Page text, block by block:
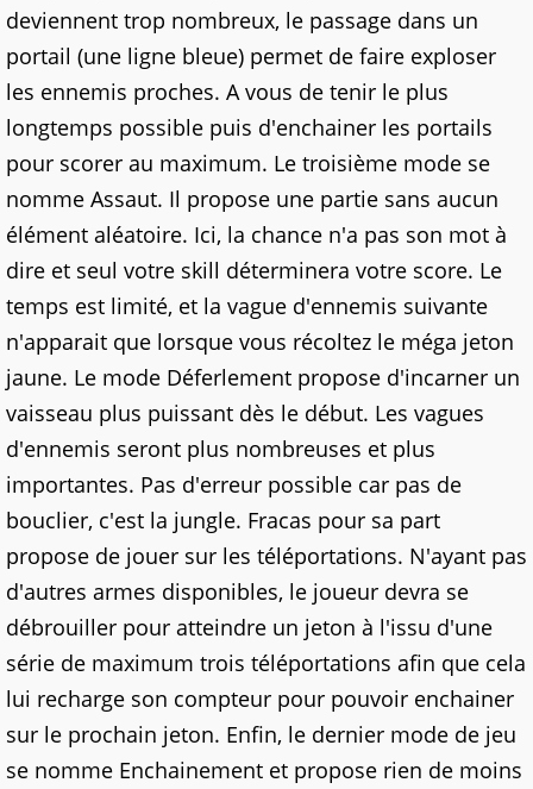
deviennent trop nombreux, le passage dans un
portail (une ligne bleue) permet de faire exploser
les ennemis proches. A vous de tenir le plus
longtemps possible puis d'enchainer les portails
pour scorer au maximum. Le troisième mode se
nomme Assaut. Il propose une partie sans aucun
élément aléatoire. Ici, la chance n'a pas son mot à
dire et seul votre skill déterminera votre score. Le
temps est limité, et la vague d'ennemis suivante
n'apparait que lorsque vous récoltez le méga jeton
jaune. Le mode Déferlement propose d'incarner un
vaisseau plus puissant dès le début. Les vagues
d'ennemis seront plus nombreuses et plus
importantes. Pas d'erreur possible car pas de
bouclier, c'est la jungle. Fracas pour sa part
propose de jouer sur les téléportations. N'ayant pas
d'autres armes disponibles, le joueur devra se
débrouiller pour atteindre un jeton à l'issu d'une
série de maximum trois téléportations afin que cela
lui recharge son compteur pour pouvoir enchainer
sur le prochain jeton. Enfin, le dernier mode de jeu
se nomme Enchainement et propose rien de moins